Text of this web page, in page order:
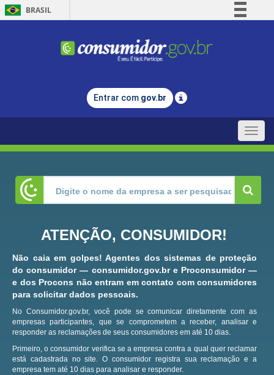
BRASIL
Comunica BR
Legislação
Entrar com gov.br
Toggle
ATENÇÃO, CONSUMIDOR!
Não caia em golpes! Agentes dos sistemas de proteção
do consumidor — consumidor.gov.br e Proconsumidor —
e dos Procons não entram em contato com consumidores
para solicitar dados pessoais.
No Consumidor.gov.br, você pode se comunicar diretamente com as
empresas participantes, que se comprometem a receber, analisar e
responder as reclamações de seus consumidores em até 10 dias.
Primeiro, o consumidor verifica se a empresa contra a qual quer reclamar
está cadastrada no site.O consumidor registra sua reclamação e a
empresa tem até 10 dias para analisar e responder.